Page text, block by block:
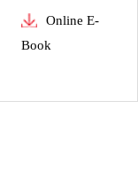
Online E-
Book